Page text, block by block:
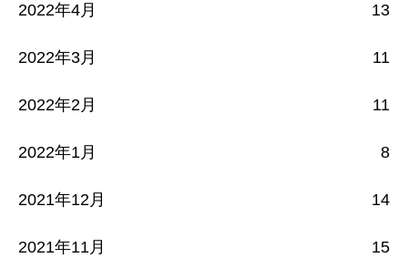
2022年4月 13
2022年3月 11
2022年2月 11
2022年1月 8
2021年12月 14
2021年11月 15